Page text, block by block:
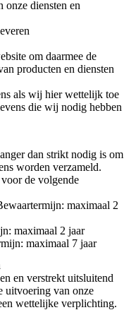
diensten en
om daarmee de
producten en diensten
als wij hier wettelijk toe
die wij nodig hebben
dan strikt nodig is om
worden verzameld.
de volgende
maximaal 2
maximaal 2 jaar
maximaal 7 jaar
en verstrekt uitsluitend
uitvoering van onze
wettelijke verplichting.